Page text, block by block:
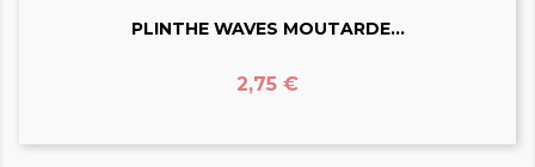
PLINTHE WAVES MOUTARDE...
Prix
2,75 €